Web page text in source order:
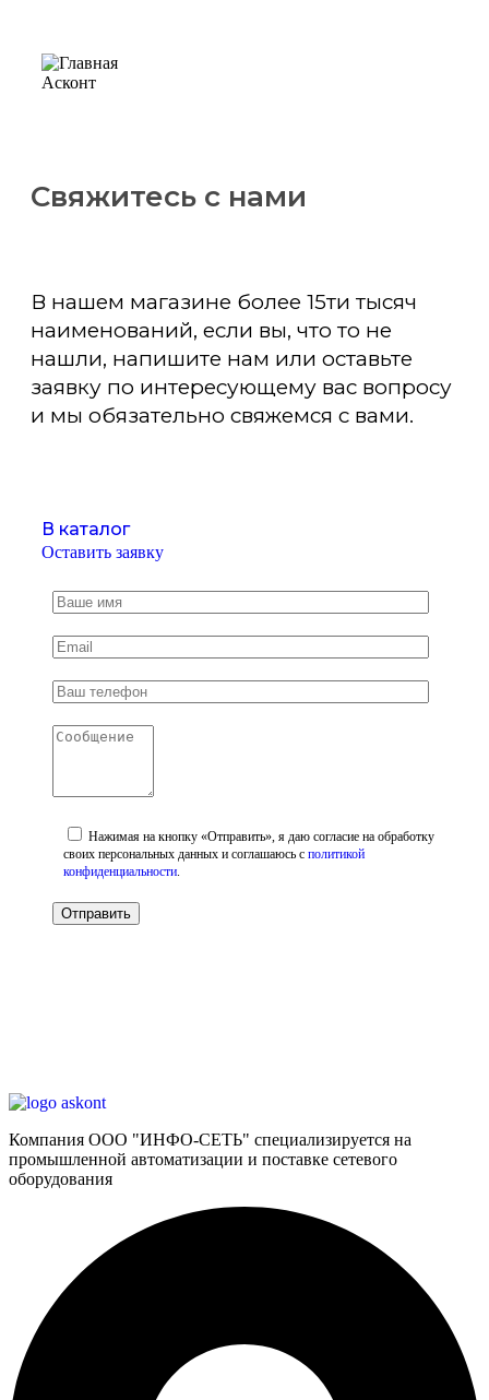
Свяжитесь с нами
В нашем магазине более 15ти тысяч
наименований, если вы, что то не
нашли, напишите нам или оставьте
заявку по интересующему вас вопросу
и мы обязательно свяжемся с вами.
В каталог
Оставить заявку
Нажимая на кнопку «Отправить», я даю согласие на обработку
своих персональных данных и соглашаюсь с политикой
конфиденциальности.
Компания ООО "ИНФО-СЕТЬ" специализируется на
промышленной автоматизации и поставке сетевого
оборудования